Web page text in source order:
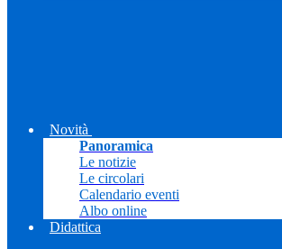
Novità
Panoramica
Le notizie
Le circolari
Calendario eventi
Albo online
Didattica